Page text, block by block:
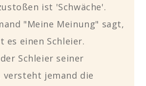
ist 'Schwäche'.
"Meine Meinung" sagt,
es einen Schleier.
Schleier seiner
versteht jemand die